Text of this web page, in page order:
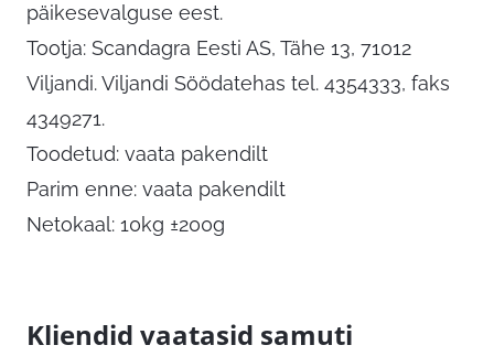
päikesevalguse eest.
Tootja: Scandagra Eesti AS, Tähe 13, 71012
Viljandi. Viljandi Söödatehas tel. 4354333, faks
4349271.
Toodetud: vaata pakendilt
Parim enne: vaata pakendilt
Netokaal: 10kg ±200g
Kliendid vaatasid samuti